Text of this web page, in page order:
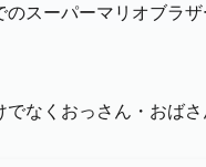
のスーパーマリオブラ
なくおっさん・おばさ